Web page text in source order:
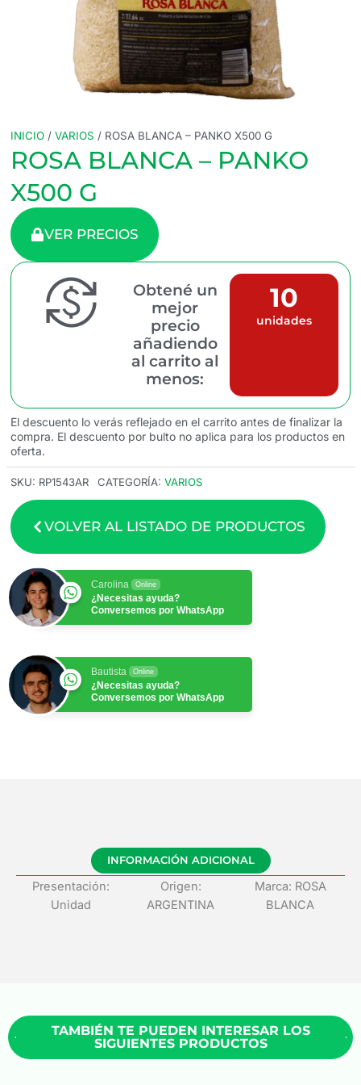
INICIO / VARIOS / ROSA BLANCA – PANKO X500 G
ROSA BLANCA – PANKO
X500 G
VER PRECIOS
Obtené un
mejor
precio
añadiendo
al carrito al
menos:
10
unidades
El descuento lo verás reflejado en el carrito antes de finalizar la
compra. El descuento por bulto no aplica para los productos en
oferta.
SKU: RP1543AR CATEGORÍA: VARIOS
VOLVER AL LISTADO DE PRODUCTOS
Carolina Online
¿Necesitas ayuda?
Conversemos por WhatsApp
Bautista Online
¿Necesitas ayuda?
Conversemos por WhatsApp
INFORMACIÓN ADICIONAL
Presentación:
Unidad
Origen:
ARGENTINA
Marca: ROSA
BLANCA
TAMBIÉN TE PUEDEN INTERESAR LOS
SIGUIENTES PRODUCTOS